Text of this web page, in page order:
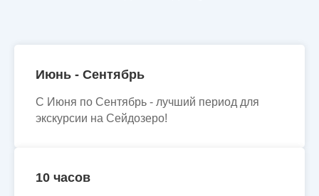
Июнь - Сентябрь
С Июня по Сентябрь - лучший период для
экскурсии на Сейдозеро!
10 часов